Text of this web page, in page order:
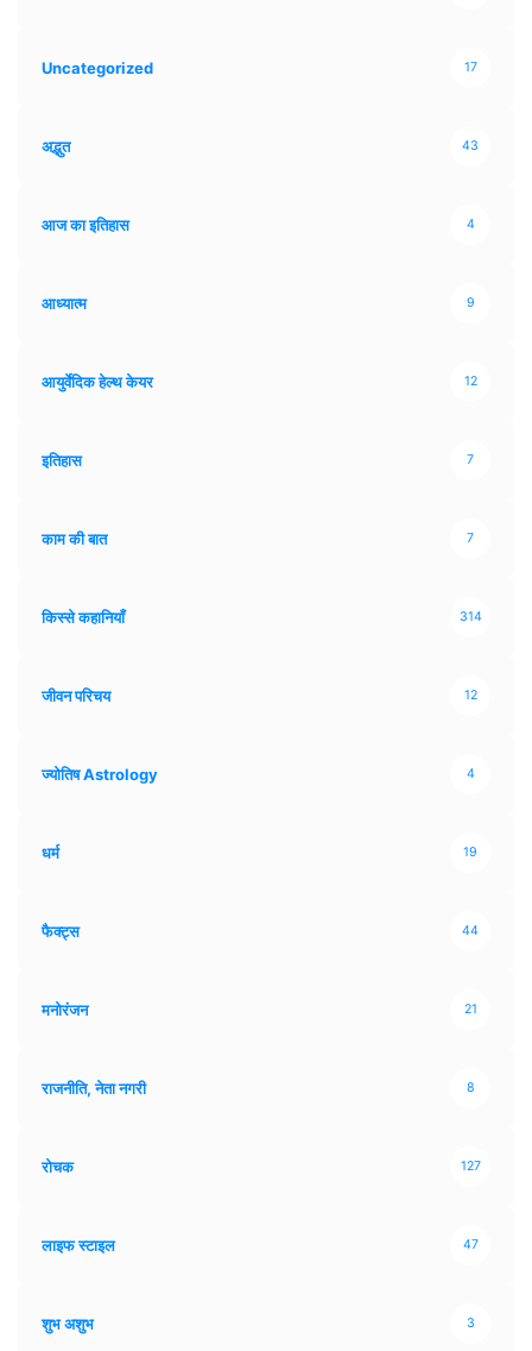
Uncategorized 17
अद्भुत 43
आज का इतिहास 4
आध्यात्म 9
आयुर्वेदिक हेल्थ केयर 12
इतिहास 7
काम की बात 7
किस्से कहानियाँ 314
जीवन परिचय 12
ज्योतिष Astrology 4
धर्म 19
फैक्ट्स 44
मनोरंजन 21
राजनीति, नेता नगरी 8
रोचक 127
लाइफ स्टाइल 47
शुभ अशुभ 3